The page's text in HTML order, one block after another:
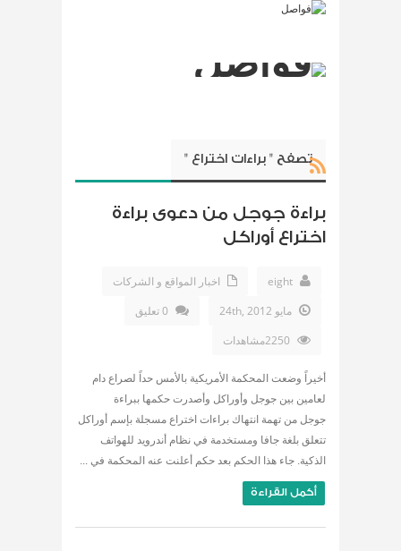
تصفح " براءات اختراع "
براءة جوجل من دعوى براءة
اختراع أوراكل
eight
اخبار المواقع و الشركات
مايو 24th, 2012
0 تعليق
أخيراً وضعت المحكمة الأمريكية بالأمس حداً لصراع دام
لعامين بين جوجل وأوراكل وأصدرت حكمها ببراءة
جوجل من تهمة انتهاك براءات اختراع مسجلة بإسم أوراكل
تتعلق بلغة جافا ومستخدمة في نظام أندرويد للهواتف
الذكية. جاء هذا الحكم بعد حكم أعلنت عنه المحكمة في ...
أكمل القراءة